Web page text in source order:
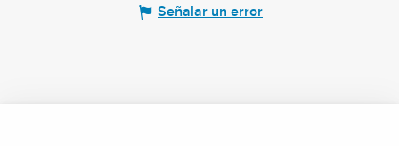
Señalar un error